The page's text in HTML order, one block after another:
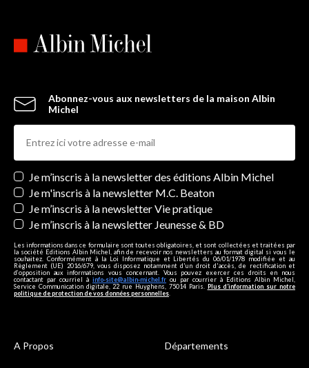
Abonnez-vous aux newsletters de la maison Albin
Michel
Newsletters
Je m’inscris à la newsletter des éditions Albin Michel
Je m'inscris à la newsletter M.C. Beaton
Je m’inscris à la newsletter Vie pratique
Je m’inscris à la newsletter Jeunesse & BD
Les informations dans ce formulaire sont toutes obligatoires, et sont collectées et traitées par
la société Editions Albin Michel, afin de recevoir nos newsletters au format digital si vous le
souhaitez. Conformément à la Loi Informatique et Libertés du 06/01/1978 modifiée et au
Règlement (UE) 2016/679, vous disposez notamment d'un droit d'accès, de rectification et
d’opposition aux informations vous concernant. Vous pouvez exercer ces droits en nous
contactant par courriel à info-site@albin-michel.fr ou par courrier à Editions Albin Michel,
Service Communication digitale, 22 rue Huyghens, 75014 Paris. Plus d’information sur notre
politique de protection de vos données personnelles
A Propos Départements